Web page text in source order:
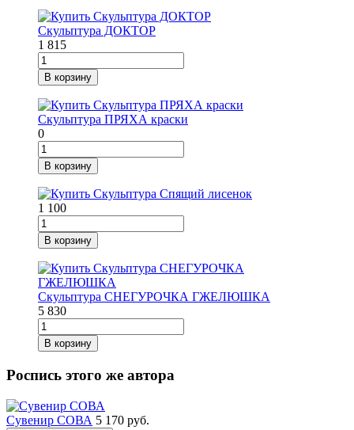
Скульптура ДОКТОР
1 815
В корзину
Скульптура ПРЯХА краски
0
В корзину
1 100
В корзину
Скульптура СНЕГУРОЧКА ГЖЕЛЮШКА
5 830
В корзину
Роспись этого же автора
Сувенир СОВА 5 170 руб.